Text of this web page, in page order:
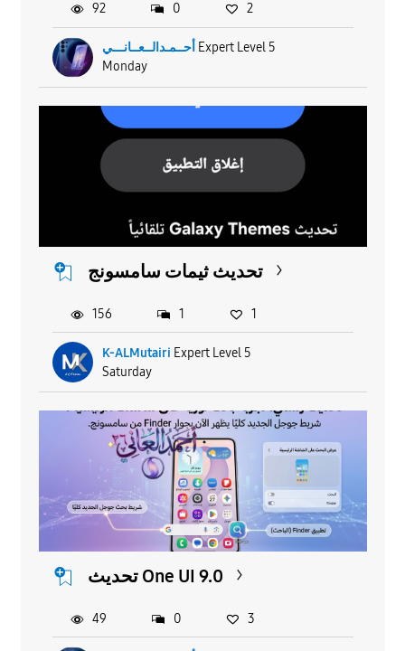
أحــمـدالــعــانـــي Expert Level 5
Monday
92 0 2
تحديث ثيمات سامسونج
K-ALMutairi Expert Level 5
Saturday
156 1 1
تحديث One UI 9.0
49 0 3